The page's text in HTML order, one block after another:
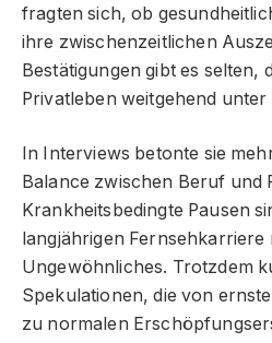
fragten sich, ob
ihre zwischenzeitlichen
Bestätigungen gibt es selten,
Privatleben weitgehend
In Interviews betonte sie
Balance zwischen Beruf und
Krankheitsbedingte Pausen
langjährigen Fernsehkarriere
Ungewöhnliches. Trotzdem
Spekulationen, die von
zu normalen